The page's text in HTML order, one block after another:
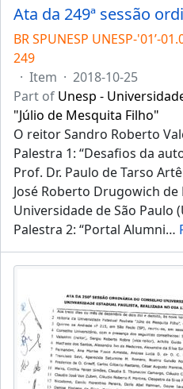
BR SPUNESP UNESP-'01’-
249
· Item · 2018-10-25
Part of Unesp -
"Júlio de Mesquita Filho"
O reitor Sandro Roberto
Palestra 1: “Desafios da
Prof. Dr. Paulo de Tarso
José Roberto Drugowich de
Universidade de São Paulo
Palestra 2: “Portal Alumni…